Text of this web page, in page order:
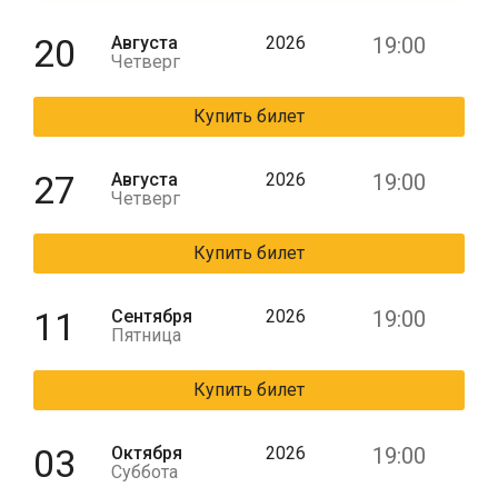
20
Августа
Четверг
2026 19:00
Купить билет
27
Августа
Четверг
2026 19:00
Купить билет
11
Сентября
Пятница
2026 19:00
Купить билет
03
Октября
Суббота
2026 19:00